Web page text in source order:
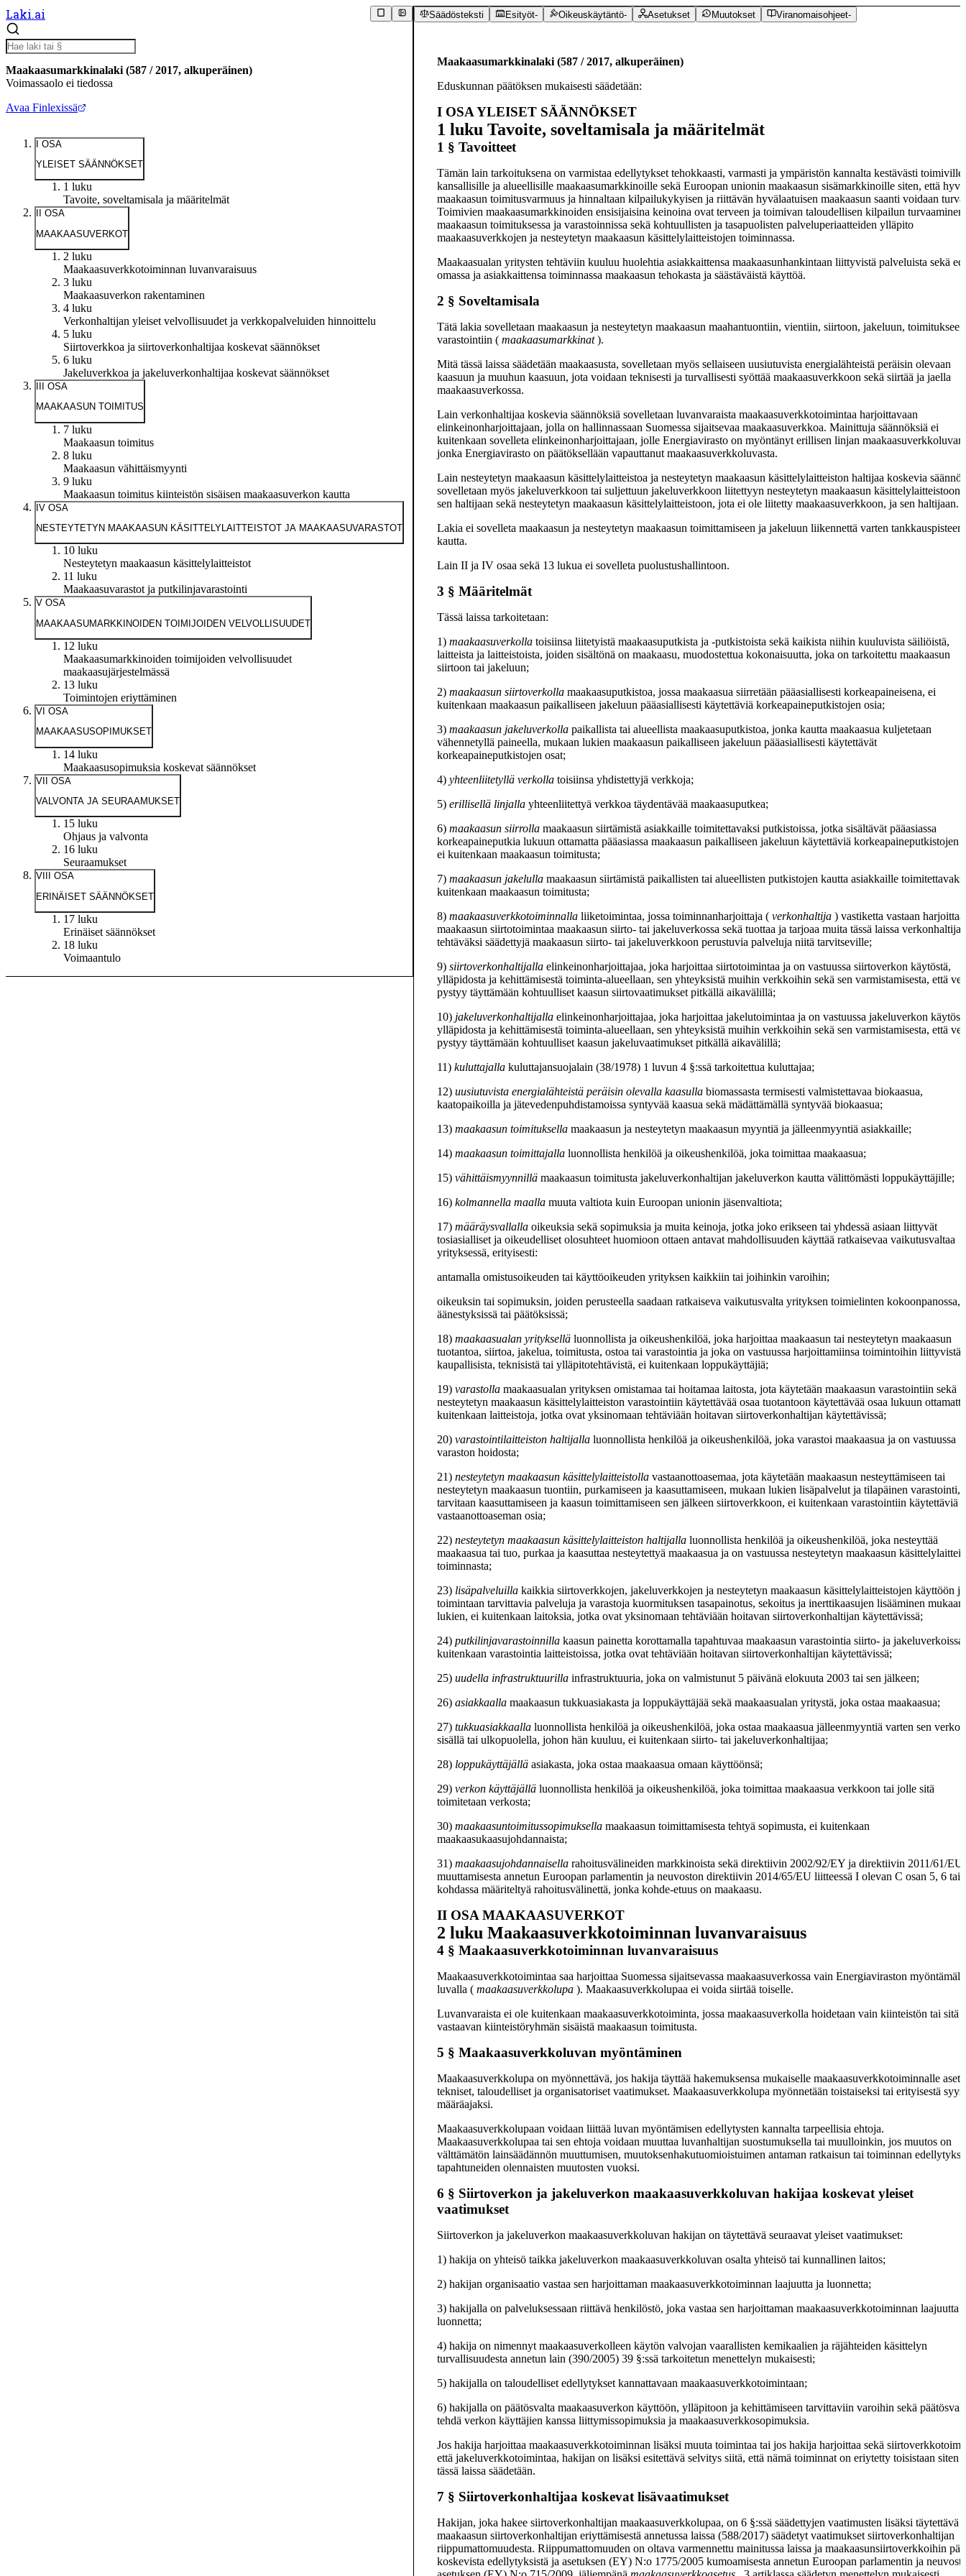
Laki.ai
Maakaasumarkkinalaki (587 /2017, alkuperäinen)
Voimassaolo ei tiedossa
Avaa Finlexissä
I OSA
YLEISET SÄÄNNÖKSET
1 luku
Tavoite, soveltamisala ja määritelmät
II OSA
MAAKAASUVERKOT
2 luku
Maakaasuverkkotoiminnan luvanvaraisuus
3 luku
Maakaasuverkon rakentaminen
4 luku
Verkonhaltijan yleiset velvollisuudet ja verkkopalveluiden hinnoittelu
5 luku
Siirtoverkkoa ja siirtoverkonhaltijaa koskevat säännökset
6 luku
Jakeluverkkoa ja jakeluverkonhaltijaa koskevat säännökset
III OSA
MAAKAASUN TOIMITUS
7 luku
Maakaasun toimitus
8 luku
Maakaasun vähittäismyynti
9 luku
Maakaasun toimitus kiinteistön sisäisen maakaasuverkon kautta
IV OSA
NESTEYTETYN MAAKAASUN KÄSITTELYLAITTEISTOT JA MAAKAASUVARASTOT
10 luku
Nesteytetyn maakaasun käsittelylaitteistot
11 luku
Maakaasuvarastot ja putkilinjavarastointi
V OSA
MAAKAASUMARKKINOIDEN TOIMIJOIDEN VELVOLLISUUDET
12 luku
Maakaasumarkkinoiden toimijoiden velvollisuudet
maakaasujärjestelmässä
13 luku
Toimintojen eriyttäminen
VI OSA
MAAKAASUSOPIMUKSET
14 luku
Maakaasusopimuksia koskevat säännökset
VII OSA
VALVONTA JA SEURAAMUKSET
15 luku
Ohjaus ja valvonta
16 luku
Seuraamukset
VIII OSA
ERINÄISET SÄÄNNÖKSET
17 luku
Erinäiset säännökset
18 luku
Voimaantulo
Säädösteksti Esityöt- Oikeuskäytäntö- Asetukset Muutokset Viranomaisohjeet-
Maakaasumarkkinalaki (587 /2017, alkuperäinen)
Eduskunnan päätöksen mukaisesti säädetään:
I OSAYLEISET SÄÄNNÖKSET
1 luku Tavoite, soveltamisala ja määritelmät
1 § Tavoitteet
Tämän lain tarkoituksena on varmistaa edellytykset tehokkaasti, varmasti ja ympäristön kannalta kestävästi toimiville
kansallisille ja alueellisille maakaasumarkkinoille sekä Euroopan unionin maakaasun sisämarkkinoille siten, että hyvä
maakaasun toimitusvarmuus ja hinnaltaan kilpailukykyisen ja riittävän hyvälaatuisen maakaasun saanti voidaan
Toimivien maakaasumarkkinoiden ensisijaisina keinoina ovat terveen ja toimivan taloudellisen kilpailun turvaaminen
maakaasun toimituksessa ja varastoinnissa sekä kohtuullisten ja tasapuolisten palveluperiaatteiden ylläpito
maakaasuverkkojen ja nesteytetyn maakaasun käsittelylaitteistojen toiminnassa.
Maakaasualan yritysten tehtäviin kuuluu huolehtia asiakkaittensa maakaasunhankintaan liittyvistä palveluista sekä
omassa ja asiakkaittensa toiminnassa maakaasun tehokasta ja säästäväistä käyttöä.
2 § Soveltamisala
Tätä lakia sovelletaan maakaasun ja nesteytetyn maakaasun maahantuontiin, vientiin, siirtoon, jakeluun,
varastointiin ( maakaasumarkkinat ).
Mitä tässä laissa säädetään maakaasusta, sovelletaan myös sellaiseen uusiutuvista energialähteistä peräisin olevaan
kaasuun ja muuhun kaasuun, jota voidaan teknisesti ja turvallisesti syöttää maakaasuverkkoon sekä siirtää ja jaella
maakaasuverkossa.
Lain verkonhaltijaa koskevia säännöksiä sovelletaan luvanvaraista maakaasuverkkotoimintaa harjoittavaan
elinkeinonharjoittajaan, jolla on hallinnassaan Suomessa sijaitsevaa maakaasuverkkoa. Mainittuja säännöksiä ei
kuitenkaan sovelleta elinkeinonharjoittajaan, jolle Energiavirasto on myöntänyt erillisen linjan maakaasuverkkoluvan
jonka Energiavirasto on päätöksellään vapauttanut maakaasuverkkoluvasta.
Lain nesteytetyn maakaasun käsittelylaitteistoa ja nesteytetyn maakaasun käsittelylaitteiston haltijaa koskevia
sovelletaan myös jakeluverkkoon tai suljettuun jakeluverkkoon liitettyyn nesteytetyn maakaasun käsittelylaitteistoon
sen haltijaan sekä nesteytetyn maakaasun käsittelylaitteistoon, jota ei ole liitetty maakaasuverkkoon, ja sen haltijaan.
Lakia ei sovelleta maakaasun ja nesteytetyn maakaasun toimittamiseen ja jakeluun liikennettä varten tankkauspisteen
kautta.
Lain II ja IV osaa sekä 13 lukua ei sovelleta puolustushallintoon.
3 § Määritelmät
Tässä laissa tarkoitetaan:
1) maakaasuverkolla toisiinsa liitetyistä maakaasuputkista ja -putkistoista sekä kaikista niihin kuuluvista säiliöistä,
laitteista ja laitteistoista, joiden sisältönä on maakaasu, muodostettua kokonaisuutta, joka on tarkoitettu maakaasun
siirtoon tai jakeluun;
2) maakaasun siirtoverkolla maakaasuputkistoa, jossa maakaasua siirretään pääasiallisesti korkeapaineisena, ei
kuitenkaan maakaasun paikalliseen jakeluun pääasiallisesti käytettäviä korkeapaineputkistojen osia;
3) maakaasun jakeluverkolla paikallista tai alueellista maakaasuputkistoa, jonka kautta maakaasua kuljetetaan
vähennetyllä paineella, mukaan lukien maakaasun paikalliseen jakeluun pääasiallisesti käytettävät
korkeapaineputkistojen osat;
4) yhteenliitetyllä verkolla toisiinsa yhdistettyjä verkkoja;
5) erillisellä linjalla yhteenliitettyä verkkoa täydentävää maakaasuputkea;
6) maakaasun siirrolla maakaasun siirtämistä asiakkaille toimitettavaksi putkistoissa, jotka sisältävät pääasiassa
korkeapaineputkia lukuun ottamatta pääasiassa maakaasun paikalliseen jakeluun käytettäviä korkeapaineputkistojen
ei kuitenkaan maakaasun toimitusta;
7) maakaasun jakelulla maakaasun siirtämistä paikallisten tai alueellisten putkistojen kautta asiakkaille
kuitenkaan maakaasun toimitusta;
8) maakaasuverkkotoiminnalla liiketoimintaa, jossa toiminnanharjoittaja ( verkonhaltija ) vastiketta vastaan harjoittaa
maakaasun siirtotoimintaa maakaasun siirto- tai jakeluverkossa sekä tuottaa ja tarjoaa muita tässä laissa verkonhaltijan
tehtäväksi säädettyjä maakaasun siirto- tai jakeluverkkoon perustuvia palveluja niitä tarvitseville;
9) siirtoverkonhaltijalla elinkeinonharjoittajaa, joka harjoittaa siirtotoimintaa ja on vastuussa siirtoverkon käytöstä,
ylläpidosta ja kehittämisestä toiminta-alueellaan, sen yhteyksistä muihin verkkoihin sekä sen varmistamisesta, että
pystyy täyttämään kohtuulliset kaasun siirtovaatimukset pitkällä aikavälillä;
10) jakeluverkonhaltijalla elinkeinonharjoittajaa, joka harjoittaa jakelutoimintaa ja on vastuussa jakeluverkon
ylläpidosta ja kehittämisestä toiminta-alueellaan, sen yhteyksistä muihin verkkoihin sekä sen varmistamisesta, että
pystyy täyttämään kohtuulliset kaasun jakeluvaatimukset pitkällä aikavälillä;
11) kuluttajalla kuluttajansuojalain (38/1978) 1 luvun 4 §:ssä tarkoitettua kuluttajaa;
12) uusiutuvista energialähteistä peräisin olevalla kaasulla biomassasta termisesti valmistettavaa biokaasua,
kaatopaikoilla ja jätevedenpuhdistamoissa syntyvää kaasua sekä mädättämällä syntyvää biokaasua;
13) maakaasun toimituksella maakaasun ja nesteytetyn maakaasun myyntiä ja jälleenmyyntiä asiakkaille;
14) maakaasun toimittajalla luonnollista henkilöä ja oikeushenkilöä, joka toimittaa maakaasua;
15) vähittäismyynnillä maakaasun toimitusta jakeluverkonhaltijan jakeluverkon kautta välittömästi loppukäyttäjille;
16) kolmannella maalla muuta valtiota kuin Euroopan unionin jäsenvaltiota;
17) määräysvallalla oikeuksia sekä sopimuksia ja muita keinoja, jotka joko erikseen tai yhdessä asiaan liittyvät
tosiasialliset ja oikeudelliset olosuhteet huomioon ottaen antavat mahdollisuuden käyttää ratkaisevaa vaikutusvaltaa
yrityksessä, erityisesti:
antamalla omistusoikeuden tai käyttöoikeuden yrityksen kaikkiin tai joihinkin varoihin;
oikeuksin tai sopimuksin, joiden perusteella saadaan ratkaiseva vaikutusvalta yrityksen toimielinten kokoonpanossa,
äänestyksissä tai päätöksissä;
18) maakaasualan yrityksellä luonnollista ja oikeushenkilöä, joka harjoittaa maakaasun tai nesteytetyn maakaasun
tuotantoa, siirtoa, jakelua, toimitusta, ostoa tai varastointia ja joka on vastuussa harjoittamiinsa toimintoihin liittyvistä
kaupallisista, teknisistä tai ylläpitotehtävistä, ei kuitenkaan loppukäyttäjiä;
19) varastolla maakaasualan yrityksen omistamaa tai hoitamaa laitosta, jota käytetään maakaasun varastointiin sekä
nesteytetyn maakaasun käsittelylaitteiston varastointiin käytettävää osaa tuotantoon käytettävää osaa lukuun
kuitenkaan laitteistoja, jotka ovat yksinomaan tehtäviään hoitavan siirtoverkonhaltijan käytettävissä;
20) varastointilaitteiston haltijalla luonnollista henkilöä ja oikeushenkilöä, joka varastoi maakaasua ja on vastuussa
varaston hoidosta;
21) nesteytetyn maakaasun käsittelylaitteistolla vastaanottoasemaa, jota käytetään maakaasun nesteyttämiseen tai
nesteytetyn maakaasun tuontiin, purkamiseen ja kaasuttamiseen, mukaan lukien lisäpalvelut ja tilapäinen varastointi,
tarvitaan kaasuttamiseen ja kaasun toimittamiseen sen jälkeen siirtoverkkoon, ei kuitenkaan varastointiin käytettäviä
vastaanottoaseman osia;
22) nesteytetyn maakaasun käsittelylaitteiston haltijalla luonnollista henkilöä ja oikeushenkilöä, joka nesteyttää
maakaasua tai tuo, purkaa ja kaasuttaa nesteytettyä maakaasua ja on vastuussa nesteytetyn maakaasun
toiminnasta;
23) lisäpalveluilla kaikkia siirtoverkkojen, jakeluverkkojen ja nesteytetyn maakaasun käsittelylaitteistojen käyttöön ja
toimintaan tarvittavia palveluja ja varastoja kuormituksen tasapainotus, sekoitus ja inerttikaasujen lisääminen mukaan
lukien, ei kuitenkaan laitoksia, jotka ovat yksinomaan tehtäviään hoitavan siirtoverkonhaltijan käytettävissä;
24) putkilinjavarastoinnilla kaasun painetta korottamalla tapahtuvaa maakaasun varastointia siirto- ja
kuitenkaan varastointia laitteistoissa, jotka ovat tehtäviään hoitavan siirtoverkonhaltijan käytettävissä;
25) uudella infrastruktuurilla infrastruktuuria, joka on valmistunut 5 päivänä elokuuta 2003 tai sen jälkeen;
26) asiakkaalla maakaasun tukkuasiakasta ja loppukäyttäjää sekä maakaasualan yritystä, joka ostaa maakaasua;
27) tukkuasiakkaalla luonnollista henkilöä ja oikeushenkilöä, joka ostaa maakaasua jälleenmyyntiä varten sen verkon
sisällä tai ulkopuolella, johon hän kuuluu, ei kuitenkaan siirto- tai jakeluverkonhaltijaa;
28) loppukäyttäjällä asiakasta, joka ostaa maakaasua omaan käyttöönsä;
29) verkon käyttäjällä luonnollista henkilöä ja oikeushenkilöä, joka toimittaa maakaasua verkkoon tai jolle sitä
toimitetaan verkosta;
30) maakaasuntoimitussopimuksella maakaasun toimittamisesta tehtyä sopimusta, ei kuitenkaan
maakaasukaasujohdannaista;
31) maakaasujohdannaisella rahoitusvälineiden markkinoista sekä direktiivin 2002/92/EY ja direktiivin 2011/61/EU
muuttamisesta annetun Euroopan parlamentin ja neuvoston direktiivin 2014/65/EU liitteessä I olevan C osan 5, 6 tai
kohdassa määriteltyä rahoitusvälinettä, jonka kohde-etuus on maakaasu.
II OSA MAAKAASUVERKOT
2 luku Maakaasuverkkotoiminnan luvanvaraisuus
4 § Maakaasuverkkotoiminnan luvanvaraisuus
Maakaasuverkkotoimintaa saa harjoittaa Suomessa sijaitsevassa maakaasuverkossa vain Energiaviraston
luvalla ( maakaasuverkkolupa ). Maakaasuverkkolupaa ei voida siirtää toiselle.
Luvanvaraista ei ole kuitenkaan maakaasuverkkotoiminta, jossa maakaasuverkolla hoidetaan vain kiinteistön tai sitä
vastaavan kiinteistöryhmän sisäistä maakaasun toimitusta.
5 § Maakaasuverkkoluvan myöntäminen
Maakaasuverkkolupa on myönnettävä, jos hakija täyttää hakemuksensa mukaiselle maakaasuverkkotoiminnalle
tekniset, taloudelliset ja organisatoriset vaatimukset. Maakaasuverkkolupa myönnetään toistaiseksi tai erityisestä
määräajaksi.
Maakaasuverkkolupaan voidaan liittää luvan myöntämisen edellytysten kannalta tarpeellisia ehtoja.
Maakaasuverkkolupaa tai sen ehtoja voidaan muuttaa luvanhaltijan suostumuksella tai muulloinkin, jos muutos on
välttämätön lainsäädännön muuttumisen, muutoksenhakutuomioistuimen antaman ratkaisun tai toiminnan
tapahtuneiden olennaisten muutosten vuoksi.
6 § Siirtoverkon ja jakeluverkon maakaasuverkkoluvan hakijaa koskevat yleiset
vaatimukset
Siirtoverkon ja jakeluverkon maakaasuverkkoluvan hakijan on täytettävä seuraavat yleiset vaatimukset:
1) hakija on yhteisö taikka jakeluverkon maakaasuverkkoluvan osalta yhteisö tai kunnallinen laitos;
2) hakijan organisaatio vastaa sen harjoittaman maakaasuverkkotoiminnan laajuutta ja luonnetta;
3) hakijalla on palveluksessaan riittävä henkilöstö, joka vastaa sen harjoittaman maakaasuverkkotoiminnan laajuutta
luonnetta;
4) hakija on nimennyt maakaasuverkolleen käytön valvojan vaarallisten kemikaalien ja räjähteiden käsittelyn
turvallisuudesta annetun lain (390/2005) 39 §:ssä tarkoitetun menettelyn mukaisesti;
5) hakijalla on taloudelliset edellytykset kannattavaan maakaasuverkkotoimintaan;
6) hakijalla on päätösvalta maakaasuverkon käyttöön, ylläpitoon ja kehittämiseen tarvittaviin varoihin sekä
tehdä verkon käyttäjien kanssa liittymissopimuksia ja maakaasuverkkosopimuksia.
Jos hakija harjoittaa maakaasuverkkotoiminnan lisäksi muuta toimintaa tai jos hakija harjoittaa sekä
että jakeluverkkotoimintaa, hakijan on lisäksi esitettävä selvitys siitä, että nämä toiminnat on eriytetty toisistaan siten
tässä laissa säädetään.
7 § Siirtoverkonhaltijaa koskevat lisävaatimukset
Hakijan, joka hakee siirtoverkonhaltijan maakaasuverkkolupaa, on 6 §:ssä säädettyjen vaatimusten lisäksi täytettävä
maakaasun siirtoverkonhaltijan eriyttämisestä annetussa laissa (588/2017) säädetyt vaatimukset siirtoverkonhaltijan
riippumattomuudesta. Riippumattomuuden on oltava varmennettu mainitussa laissa ja maakaasunsiirtoverkkoihin
koskevista edellytyksistä ja asetuksen (EY) N:o 1775/2005 kumoamisesta annetun Euroopan parlamentin ja